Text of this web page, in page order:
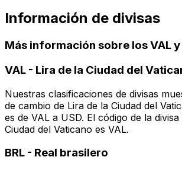
Información de divisas
Más información sobre los VAL y
VAL - Lira de la Ciudad del
Nuestras clasificaciones de divisas
de cambio de Lira de la Ciudad del
es de VAL a USD. El código de la
Ciudad del Vaticano es VAL.
BRL - Real brasilero